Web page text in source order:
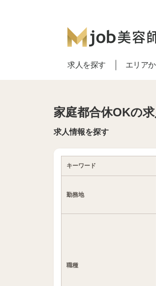
求人を探す エリア
家庭都合休OKの
求人情報を探す
キーワード
勤務地
職種